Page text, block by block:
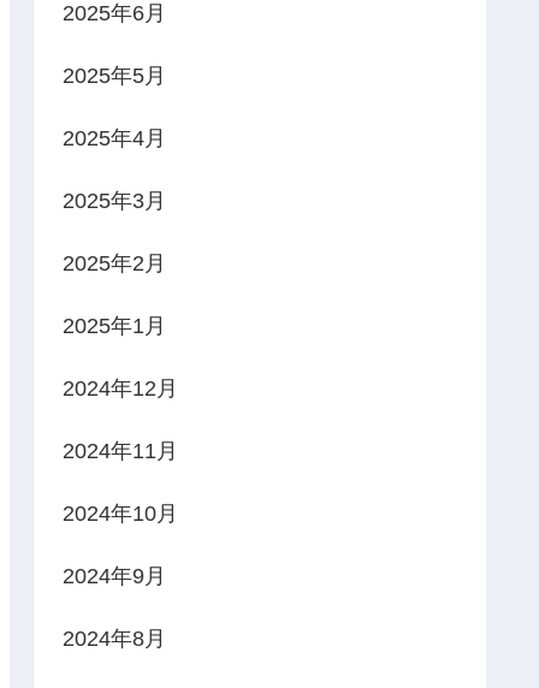
2025年6月
2025年5月
2025年4月
2025年3月
2025年2月
2025年1月
2024年12月
2024年11月
2024年10月
2024年9月
2024年8月